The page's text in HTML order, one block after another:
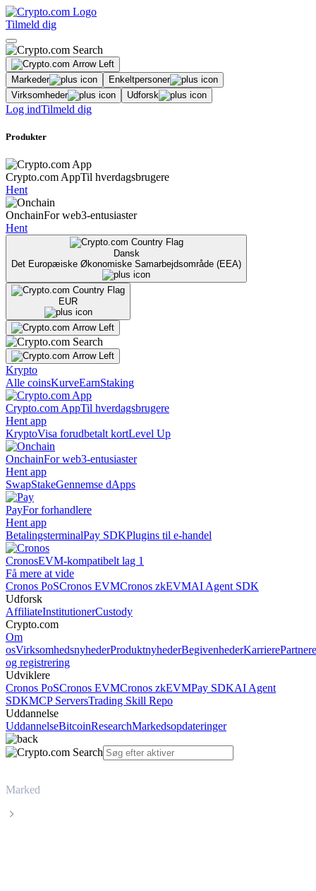
Tilmeld dig
Markeder
Enkeltpersoner
Virksomheder
Udforsk
Log indTilmeld dig
Produkter
Crypto.com AppTil hverdagsbrugere
Hent
OnchainFor web3-entusiaster
Hent
Dansk
Det Europæiske Økonomiske Samarbejdsområde (EEA)
EUR
Krypto
Alle coinsKurveEarnStaking
Crypto.com AppTil hverdagsbrugere
Hent app
KryptoVisa forudbetalt kortLevel Up
OnchainFor web3-entusiaster
Hent app
SwapStakeGennemse dApps
PayFor forhandlere
Hent app
BetalingsterminalPay SDKPlugins til e-handel
CronosEVM-kompatibelt lag 1
Få mere at vide
Cronos PoSCronos EVMCronos zkEVMAI Agent SDK
Udforsk
AffiliateInstitutionerCustody
Crypto.com
Om
osVirksomhedsnyhederProduktnyhederBegivenhederKarrierePartnere
og registrering
Udviklere
Cronos PoSCronos EVMCronos zkEVMPay SDKAI Agent
SDKMCP ServersTrading Skill Repo
Uddannelse
UddannelseBitcoinResearchMarkedsopdateringer
Marked